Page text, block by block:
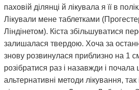
паховій ділянці й лікувала я її в
Лікували мене таблетками
Ліндінетом). Кіста збільшуватися
залишалася твердою. Хоча за
знову розвинулася приблизно на 1
розібратися раз і назавжди і почала
альтернативні методи лікування,